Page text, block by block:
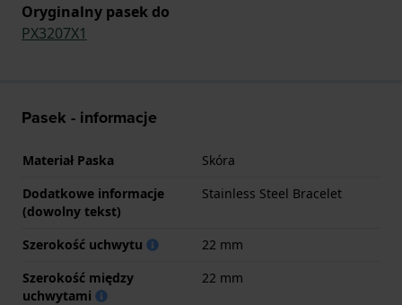
Oryginalny pasek do
PX3207X1
Pasek - informacje
Materiał Paska
Skóra
Dodatkowe informacje
(dowolny tekst)
Stainless Steel Bracelet
Szerokość uchwytu
22 mm
Szerokość między
uchwytami
22 mm